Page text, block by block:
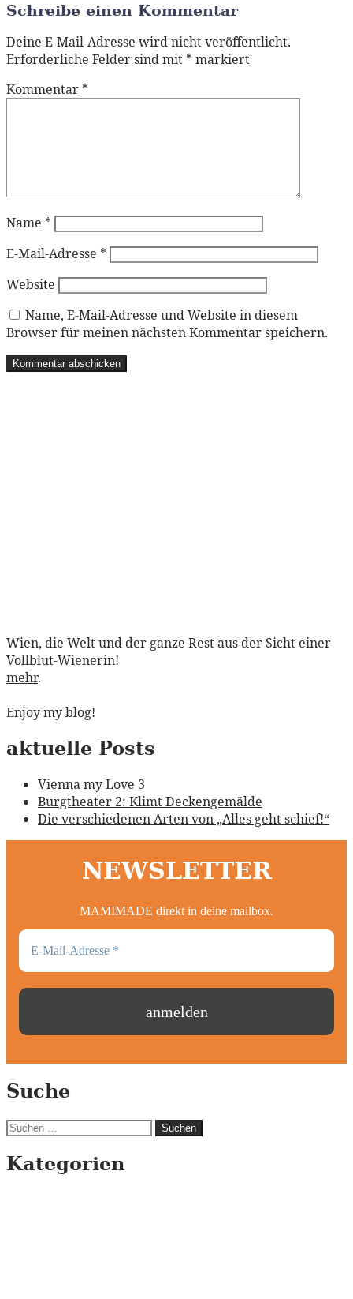
Schreibe einen Kommentar
Deine E-Mail-Adresse wird nicht veröffentlicht.
Erforderliche Felder sind mit * markiert
Kommentar *
Name *
E-Mail-Adresse *
Website
Name, E-Mail-Adresse und Website in diesem
Browser für meinen nächsten Kommentar speichern.
Wien, die Welt und der ganze Rest aus der Sicht einer
Vollblut-Wienerin!
mehr.
Enjoy my blog!
aktuelle Posts
Vienna my Love 3
Burgtheater 2: Klimt Deckengemälde
Die verschiedenen Arten von „Alles geht schief!“
NEWSLETTER
MAMIMADE direkt in deine mailbox.
Suche
Suchen
Kategorien